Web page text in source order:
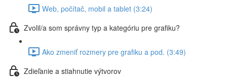
Web, počítač, mobil a tablet (3:24)
Zvolil/a som správny typ a kategóriu pre grafiku?
Ako zmeniť rozmery pre grafiku a pod. (3:49)
Zdieľanie a stiahnutie výtvorov